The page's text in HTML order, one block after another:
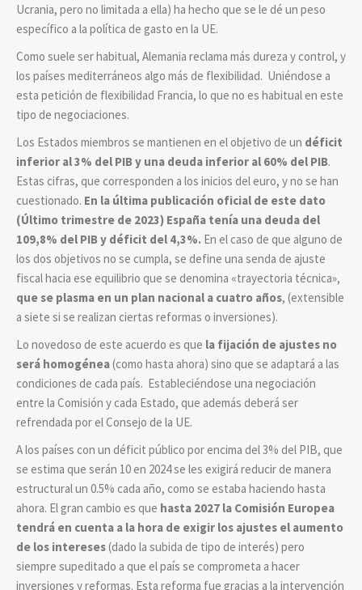
Ucrania, pero no limitada a ella) ha hecho que se le dé un peso
específico a la política de gasto en la UE.
Como suele ser habitual, Alemania reclama más dureza y control, y
los países mediterráneos algo más de flexibilidad. Uniéndose a
esta petición de flexibilidad Francia, lo que no es habitual en este
tipo de negociaciones.
Los Estados miembros se mantienen en el objetivo de un déficit
inferior al 3% del PIB y una deuda inferior al 60% del PIB.
Estas cifras, que corresponden a los inicios del euro, y no se han
cuestionado. En la última publicación oficial de este dato
(Último trimestre de 2023) España tenía una deuda del
109,8% del PIB y déficit del 4,3%. En el caso de que alguno de
los dos objetivos no se cumpla, se define una senda de ajuste
fiscal hacia ese equilibrio que se denomina «trayectoria técnica»,
que se plasma en un plan nacional a cuatro años, (extensible
a siete si se realizan ciertas reformas o inversiones).
Lo novedoso de este acuerdo es que la fijación de ajustes no
será homogénea(como hasta ahora) sino que se adaptará a las
condiciones de cada país. Estableciéndose una negociación
entre la Comisión y cada Estado, que además deberá ser
refrendada por el Consejo de la UE.
A los países con un déficit público por encima del 3% del PIB, que
se estima que serán 10 en 2024 se les exigirá reducir de manera
estructural un 0.5% cada año, como se estaba haciendo hasta
ahora. El gran cambio es que hasta 2027 la Comisión Europea
tendrá en cuenta a la hora de exigir los ajustes el aumento
de los intereses(dado la subida de tipo de interés) pero
siempre supeditado a que el país se comprometa a hacer
inversiones y reformas. Esta reforma fue gracias a la intervención